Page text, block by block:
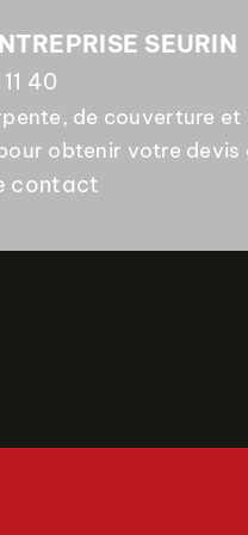
SEURIN
40
de couverture et
obtenir votre
contact